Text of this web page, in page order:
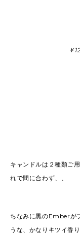
￥
キャンドルは２種類ご
れで間に合わず、、
ちなみに黒のEmberが
うな、かなりキツイ香